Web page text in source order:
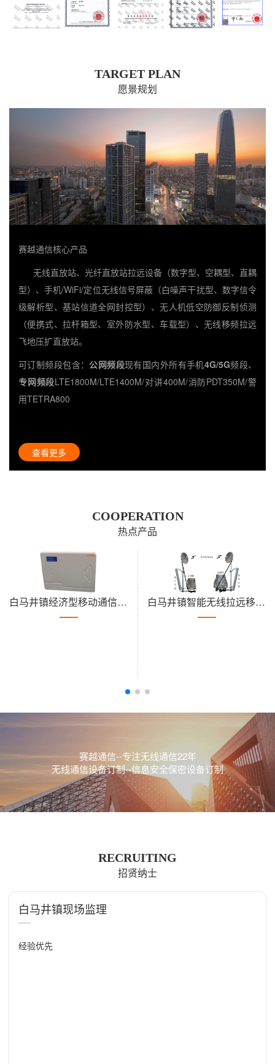
TARGET PLAN
愿景规划
赛越通信核心产品
无线直放站、光纤直放站拉远设备（数字型、空耦型、直耦
型）、手机/WiFi/定位无线信号屏蔽（白噪声干扰型、数字信令
级解析型、基站信道全网封控型）、无人机低空防御反制侦测
（便携式、拉杆箱型、室外防水型、车载型）、无线移频拉远
飞地压扩直放站。
可订制频段包含：公网频段现有国内外所有手机4G/5G频段、
专网频段LTE1800M/LTE1400M/对讲400M/消防PDT350M/警
用TETRA800
查看更多
COOPERATION
热点产品
白马井镇经济型移动通信干扰器7路 白马井镇智能无线拉远移频中继直放站近端机远端机
赛越通信--专注无线通信22年
无线通信设备订制--信息安全保密设备订制
RECRUITING
招贤纳士
白马井镇现场监理
经验优先